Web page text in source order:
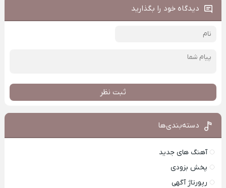
دیدگاه خود را بگذارید
ثبت نظر
دسته‌بندی‌ها
آهنگ های جدید
پخش بزودی
رپورتاژ آگهی